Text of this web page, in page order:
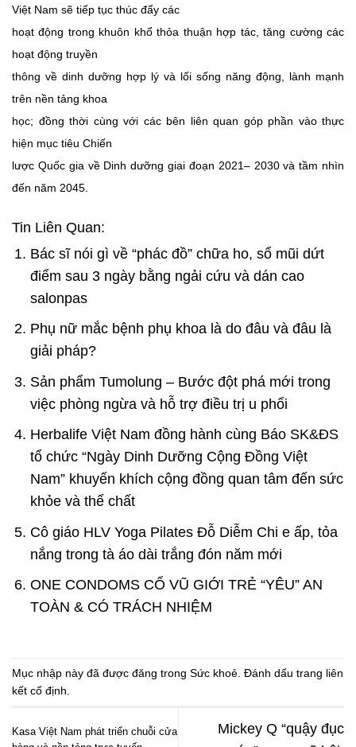
Việt Nam sẽ tiếp tục thúc đẩy các
hoạt động trong khuôn khổ thỏa thuận hợp tác, tăng cường các
hoạt động truyền
thông về dinh dưỡng hợp lý và lối sống năng động, lành mạnh
trên nền tảng khoa
học; đồng thời cùng với các bên liên quan góp phần vào thực
hiện mục tiêu Chiến
lược Quốc gia về Dinh dưỡng giai đoạn 2021– 2030 và tầm nhìn
đến năm 2045.
Tin Liên Quan:
Bác sĩ nói gì về “phác đồ” chữa ho, sổ mũi dứt
điểm sau 3 ngày bằng ngải cứu và dán cao
salonpas
Phụ nữ mắc bệnh phụ khoa là do đâu và đâu là
giải pháp?
Sản phẩm Tumolung – Bước đột phá mới trong
việc phòng ngừa và hỗ trợ điều trị u phổi
Herbalife Việt Nam đồng hành cùng Báo SK&ĐS
tổ chức “Ngày Dinh Dưỡng Cộng Đồng Việt
Nam” khuyến khích cộng đồng quan tâm đến sức
khỏe và thể chất
Cô giáo HLV Yoga Pilates Đỗ Diễm Chi e ấp, tỏa
nắng trong tà áo dài trắng đón năm mới
ONE CONDOMS CỔ VŨ GIỚI TRẺ “YÊU” AN
TOÀN & CÓ TRÁCH NHIỆM
Mục nhập này đã được đăng trong Sức khoẻ . Đánh dấu trang liên
kết cố định
Kasa Việt Nam phát triển chuỗi cửa
Mickey Q “quậy đục